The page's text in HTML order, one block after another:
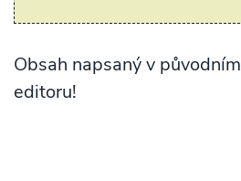
Obsah napsaný v původním
editoru!